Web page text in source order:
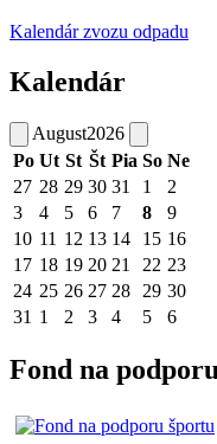
Kalendár zvozu odpadu
Kalendár
August2026
Po Ut St Št Pia So Ne
27 28 29 30 31 1
2
3
4 5 6 7 8
9
10 11 12 13 14 15 16
17 18 19 20 21 22 23
24 25 26 27 28 29 30
31 1 2 3 4 5 6
Fond na